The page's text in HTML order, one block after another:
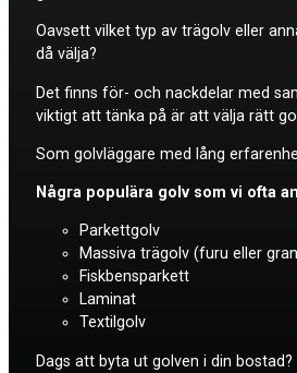
Oavsett vilket typ av trägolv eller
då välja?
Det finns för- och nackdelar med
viktigt att tänka på är att välja rätt
Som golvläggare med lång
Några populära golv som vi ofta
Parkettgolv
Massiva trägolv (furu eller
Fiskbensparkett
Laminat
Textilgolv
Dags att byta ut golven i din